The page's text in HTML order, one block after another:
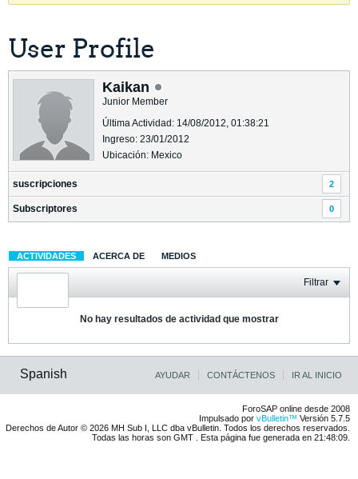
User Profile
Kaikan
Junior Member
Última Actividad: 14/08/2012, 01:38:21
Ingreso: 23/01/2012
Ubicación: Mexico
suscripciones 2
Subscriptores 0
ACTIVIDADES ACERCA DE MEDIOS
Filtrar
No hay resultados de actividad que mostrar
Spanish AYUDAR CONTÁCTENOS IR AL INICIO
ForoSAP online desde 2008
Impulsado por vBulletin™ Versión 5.7.5
Derechos de Autor © 2026 MH Sub I, LLC dba vBulletin. Todos los derechos reservados.
Todas las horas son GMT . Esta página fue generada en 21:48:09.